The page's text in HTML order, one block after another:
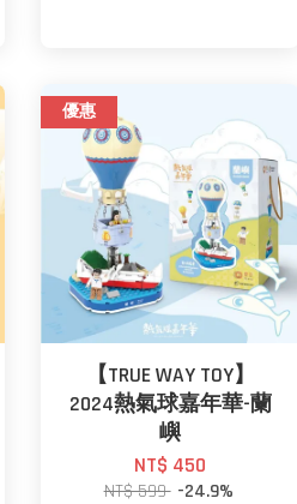
優惠
【TRUE WAY TOY】
2024熱氣球嘉年華-蘭
嶼
NT$ 450
NT$ 599 -24.9%